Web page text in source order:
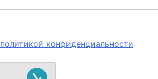
политикой конфиденциальности